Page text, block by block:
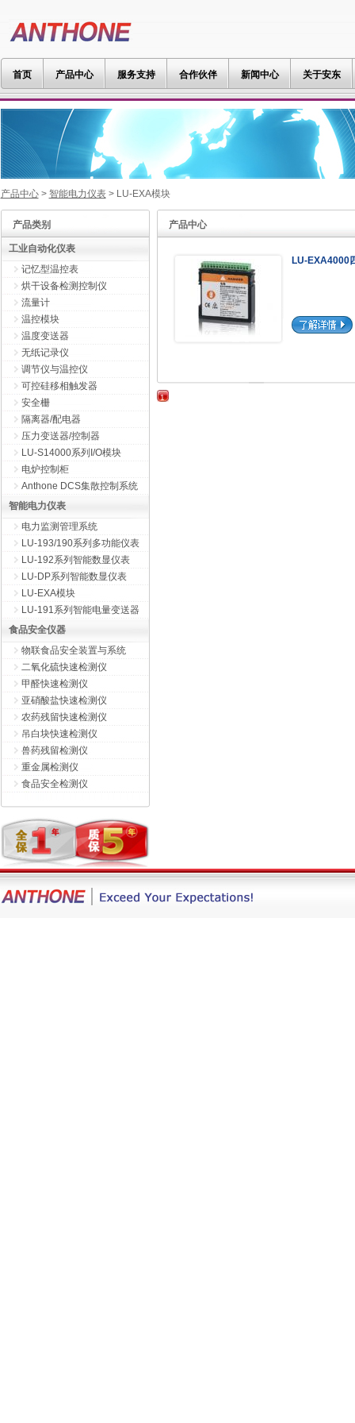
首页 产品中心 服务支持 合作伙伴 新闻中心 关于安东
产品中心> 智能电力仪表> LU-EXA模块
产品类别
工业自动化仪表
记忆型温控表
烘干设备检测控制仪
流量计
温控模块
温度变送器
无纸记录仪
调节仪与温控仪
可控硅移相触发器
安全栅
隔离器/配电器
压力变送器/控制器
LU-S14000系列I/O模块
电炉控制柜
Anthone DCS集散控制系统
智能电力仪表
电力监测管理系统
LU-193/190系列多功能仪表
LU-192系列智能数显仪表
LU-DP系列智能数显仪表
LU-EXA模块
LU-191系列智能电量变送器
食品安全仪器
物联食品安全装置与系统
二氧化硫快速检测仪
甲醛快速检测仪
亚硝酸盐快速检测仪
农药残留快速检测仪
吊白块快速检测仪
兽药残留检测仪
重金属检测仪
食品安全检测仪
产品中心
LU-EXA4000
1